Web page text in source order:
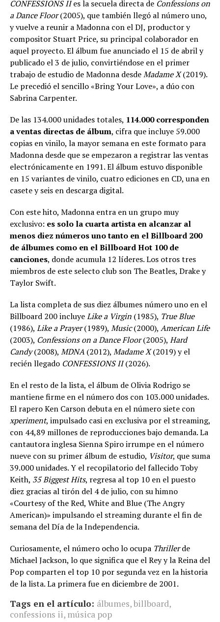
CONFESSIONS IIes la secuela directa de Confessions on
a Dance Floor(2005), que también llegó al número uno,
y vuelve a reunir a Madonna con el DJ, productor y
compositor Stuart Price, su principal colaborador en
aquel proyecto. El álbum fue anunciado el 15 de abril y
publicado el 3 de julio, convirtiéndose en el primer
trabajo de estudio de Madonna desdeMadame X(2019).
Le precedió el sencillo «Bring Your Love», a dúo con
Sabrina Carpenter.
De las 134.000 unidades totales, 114.000 corresponden
a ventas directas de álbum, cifra que incluye 59.000
copias en vinilo, la mayor semana en este formato para
Madonna desde que se empezaron a registrar las ventas
electrónicamente en 1991. El álbum estuvo disponible
en 15 variantes de vinilo, cuatro ediciones en CD, una en
casete y seis en descarga digital.
Con este hito, Madonna entra en un grupo muy
exclusivo: es solo la cuarta artista en alcanzar al
menos diez números uno tanto en el Billboard 200
de álbumes como en el Billboard Hot 100 de
canciones, donde acumula 12 líderes. Los otros tres
miembros de este selecto club son The Beatles, Drake y
Taylor Swift.
La lista completa de sus diez álbumes número uno en el
Billboard 200 incluyeLike a Virgin (1985), True Blue
(1986), Like a Prayer(1989), Music(2000), American Life
(2003), Confessions on a Dance Floor(2005), Hard
Candy(2008), MDNA (2012), Madame X(2019) y el
recién llegado CONFESSIONS II(2026).
En el resto de la lista, el álbum de Olivia Rodrigo se
mantiene firme en el número dos con 103.000 unidades.
El rapero Ken Carson debuta en el número siete con
xperiment, impulsado casi en exclusiva por el streaming,
con 44,89 millones de reproducciones bajo demanda. La
cantautora inglesa Sienna Spiro irrumpe en el número
nueve con su primer álbum de estudio, Visitor, que suma
39.000 unidades. Y el recopilatorio del fallecido Toby
Keith, 35 Biggest Hits, regresa al top 10 en el puesto
diez gracias al tirón del 4 de julio, con su himno
«Courtesy of the Red, White and Blue (The Angry
American)» impulsando el streaming durante el fin de
semana del Día de la Independencia.
Curiosamente, el número ocho lo ocupa Thrillerde
Michael Jackson, lo que significa que el Rey y la Reina del
Pop comparten el top 10 por segunda vez en la historia
de la lista. La primera fue en diciembre de 2001.
Tags en el artículo: álbumes,billboard,
confessions ii, música pop